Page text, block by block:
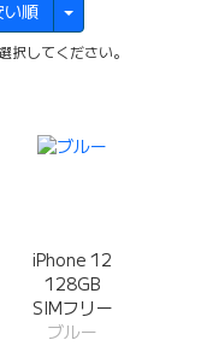
い順
択してください。
iPhone 12
128GB
SIMフリー
ブルー